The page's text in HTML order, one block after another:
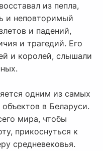
из пепла,
и неповторимый
и падений,
и трагедий. Его
и королей, слышали
одним из самых
в Беларуси.
мира, чтобы
прикоснуться к
средневековья.